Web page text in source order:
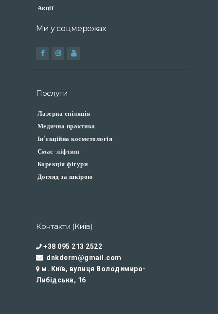
Акції
Ми у соцмережах
Послуги
Лазерна епіляція
Медична практика
Ін’єкційна косметологія
Смас-ліфтинг
Корекція фігури
Догляд за шкірою
Контакти (Київ)
+38 095 213 2522
dnkderm@gmail.com
м. Київ, вулиця Володимиро-
Либідська, 16